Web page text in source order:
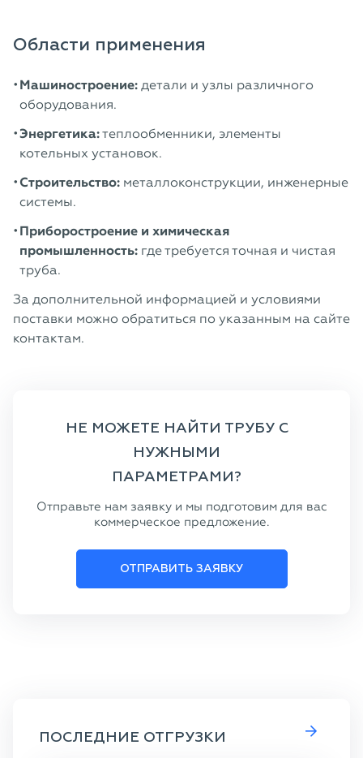
Области применения
Машиностроение: детали и узлы различного
оборудования.
Энергетика:теплообменники, элементы
котельных установок.
Строительство: металлоконструкции, инженерные
системы.
Приборостроение и химическая
промышленность: где требуется точная и чистая
труба.
За дополнительной информацией и условиями
поставки можно обратиться по указанным на сайте
контактам.
НЕ МОЖЕТЕ НАЙТИ ТРУБУ С
НУЖНЫМИ
ПАРАМЕТРАМИ?
Отправьте нам заявку и мы подготовим для вас
коммерческое предложение.
ОТПРАВИТЬ ЗАЯВКУ
ПОСЛЕДНИЕ ОТГРУЗКИ